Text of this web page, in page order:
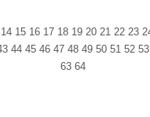
14 15 16 17 18 19 20 21 22 23
44 45 46 47 48 49 50 51 52 53
63 64